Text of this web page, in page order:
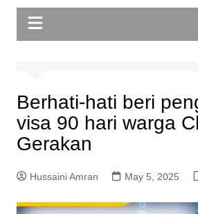
Berhati-hati beri
visa 90 hari warga
Gerakan
Hussaini Amran May 5, 2025